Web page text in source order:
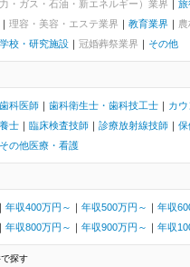
・ガス・石油・新エネルギー）業界
旅
理容・美容・エステ業界 教育業界
校・研究施設
冠婚葬祭業界 その他
歯科医師 歯科衛生士・歯科技工士
カ
士
臨床検査技師 診療放射線技師 保
その他医療・看護
年収400万円～ 年収500万円～
年収
年収800万円～ 年収900万円～ 年収
探す